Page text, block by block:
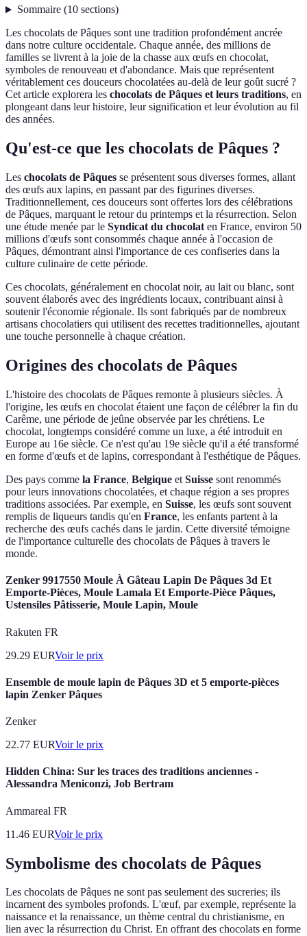
Sommaire(10 sections)
Les chocolats de Pâques sont une tradition profondément ancrée
dans notre culture occidentale. Chaque année, des millions de
familles se livrent à la joie de la chasse aux œufs en chocolat,
symboles de renouveau et d'abondance. Mais que représentent
véritablement ces douceurs chocolatées au-delà de leur goût sucré ?
Cet article explorera les chocolats de Pâques et leurs traditions, en
plongeant dans leur histoire, leur signification et leur évolution au fil
des années.
Qu'est-ce que les chocolats de Pâques ?
Les chocolats de Pâques se présentent sous diverses formes, allant
des œufs aux lapins, en passant par des figurines diverses.
Traditionnellement, ces douceurs sont offertes lors des célébrations
de Pâques, marquant le retour du printemps et la résurrection. Selon
une étude menée par le Syndicat du chocolat en France, environ 50
millions d'œufs sont consommés chaque année à l'occasion de
Pâques, démontrant ainsi l'importance de ces confiseries dans la
culture culinaire de cette période.
Ces chocolats, généralement en chocolat noir, au lait ou blanc, sont
souvent élaborés avec des ingrédients locaux, contribuant ainsi à
soutenir l'économie régionale. Ils sont fabriqués par de nombreux
artisans chocolatiers qui utilisent des recettes traditionnelles, ajoutant
une touche personnelle à chaque création.
Origines des chocolats de Pâques
L'histoire des chocolats de Pâques remonte à plusieurs siècles. À
l'origine, les œufs en chocolat étaient une façon de célébrer la fin du
Carême, une période de jeûne observée par les chrétiens. Le
chocolat, longtemps considéré comme un luxe, a été introduit en
Europe au 16e siècle. Ce n'est qu'au 19e siècle qu'il a été transformé
en forme d'œufs et de lapins, correspondant à l'esthétique de Pâques.
Des pays comme la France, Belgique et Suisse sont renommés
pour leurs innovations chocolatées, et chaque région a ses propres
traditions associées. Par exemple, en Suisse, les œufs sont souvent
remplis de liqueurs tandis qu'en France, les enfants partent à la
recherche des œufs cachés dans le jardin. Cette diversité témoigne
de l'importance culturelle des chocolats de Pâques à travers le
monde.
Zenker 9917550 Moule À Gâteau Lapin De Pâques 3d Et
Emporte-Pièces, Moule Lamala Et Emporte-Pièce Pâques,
Ustensiles Pâtisserie, Moule Lapin, Moule
Rakuten FR
29.29 EURVoir le prix
Ensemble de moule lapin de Pâques 3D et 5 emporte-pièces
lapin Zenker Pâques
Zenker
22.77 EURVoir le prix
Hidden China: Sur les traces des traditions anciennes -
Alessandra Meniconzi, Job Bertram
Ammareal FR
11.46 EURVoir le prix
Symbolisme des chocolats de Pâques
Les chocolats de Pâques ne sont pas seulement des sucreries; ils
incarnent des symboles profonds. L'œuf, par exemple, représente la
naissance et la renaissance, un thème central du christianisme, en
lien avec la résurrection du Christ. En offrant des chocolats en forme